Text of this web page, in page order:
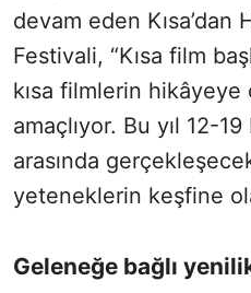
devam eden Kısa’dan
Festivali, “Kısa film
kısa filmlerin hikâyeye
amaçlıyor. Bu yıl 12-
arasında
yeteneklerin keşfine
Geleneğe bağlı